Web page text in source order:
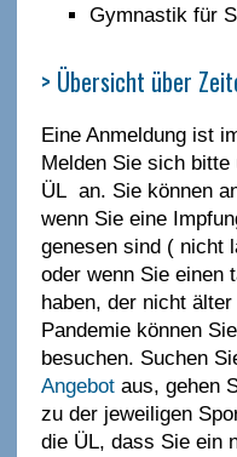
Gymnastik für
> Übersicht über
Eine Anmeldung ist
Melden Sie sich
ÜL an. Sie können
wenn Sie eine
genesen sind ( nicht
oder wenn Sie einen
haben, der nicht
Pandemie können
besuchen. Suchen
Angebotaus, gehen
zu der jeweiligen
die ÜL, dass Sie ein